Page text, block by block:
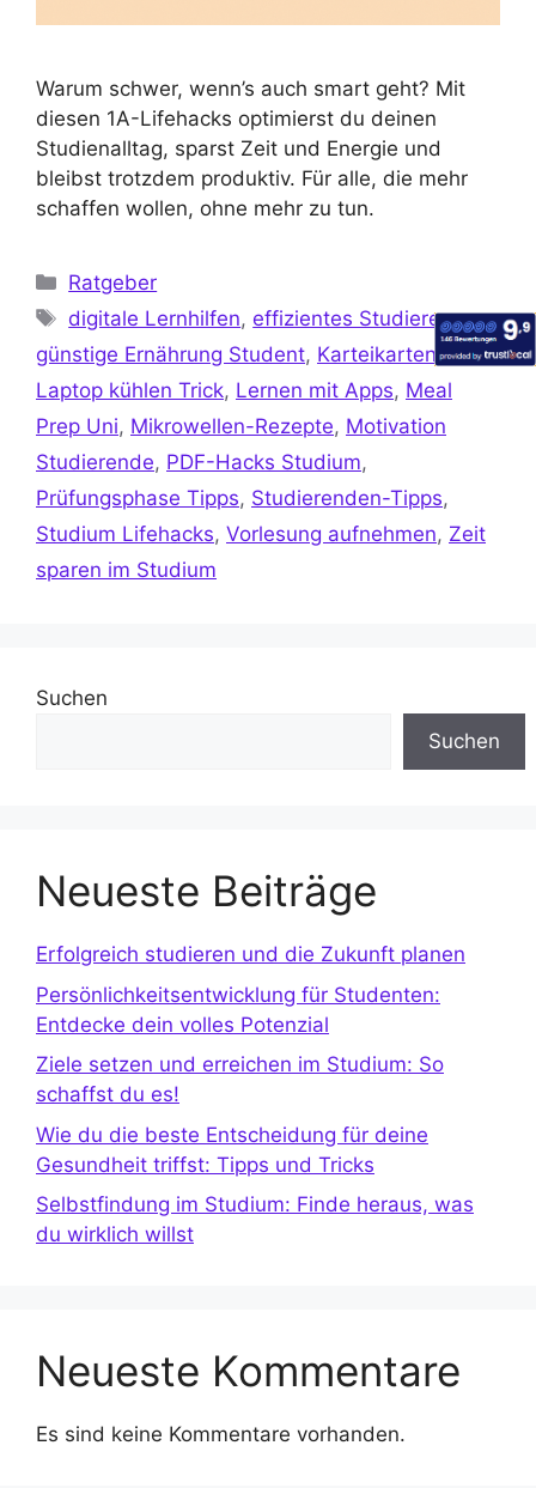
Warum schwer, wenn’s auch smart geht? Mit
diesen 1A-Lifehacks optimierst du deinen
Studienalltag, sparst Zeit und Energie und
bleibst trotzdem produktiv. Für alle, die mehr
schaffen wollen, ohne mehr zu tun.
Ratgeber
digitale Lernhilfen,effizientes Studieren,
günstige Ernährung Student, Karteikarten App,
Laptop kühlen Trick, Lernen mit Apps, Meal
Prep Uni, Mikrowellen-Rezepte, Motivation
Studierende, PDF-Hacks Studium,
Prüfungsphase Tipps, Studierenden-Tipps,
Studium Lifehacks, Vorlesung aufnehmen, Zeit
sparen im Studium
Suchen
Suchen
Neueste Beiträge
Erfolgreich studieren und die Zukunft planen
Persönlichkeitsentwicklung für Studenten:
Entdecke dein volles Potenzial
Ziele setzen und erreichen im Studium: So
schaffst du es!
Wie du die beste Entscheidung für deine
Gesundheit triffst: Tipps und Tricks
Selbstfindung im Studium: Finde heraus, was
du wirklich willst
Neueste Kommentare
Es sind keine Kommentare vorhanden.